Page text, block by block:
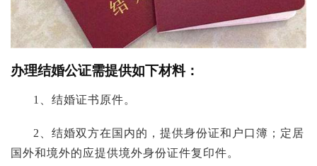
办理结婚公证需提供如下材料：
1、结婚证书原件。
2、结婚双方在国内的，提供身份证和户口簿；定居
国外和境外的应提供境外身份证件复印件。